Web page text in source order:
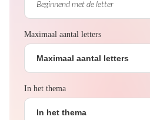
Maximaal aantal letters
Maximaal aantal letters
In het thema
In het thema